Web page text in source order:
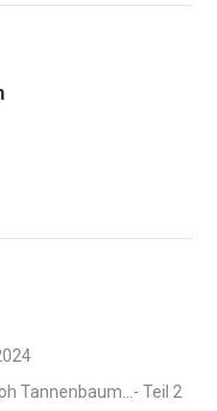
Tannenbaum…- Teil 2